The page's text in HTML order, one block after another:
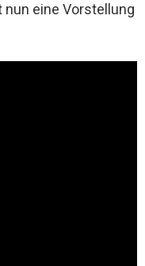
eine Vorstellung